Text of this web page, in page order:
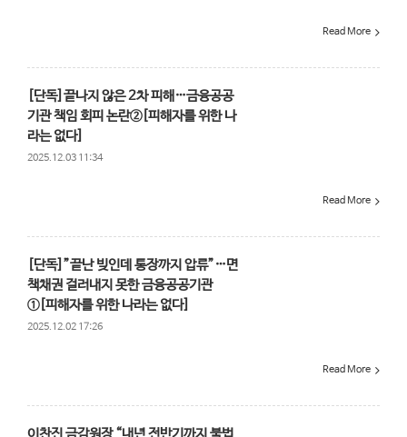
Read More
[단독]끝나지 않은 2차 피해…금융공공
기관 책임 회피 논란②[피해자를 위한 나
라는 없다]
2025.12.03 11:34
Read More
[단독]”끝난 빚인데 통장까지 압류”…면
책채권 걸러내지 못한 금융공공기관
①[피해자를 위한 나라는 없다]
2025.12.02 17:26
Read More
이찬진 금감원장 “내년 전반기까지 불법